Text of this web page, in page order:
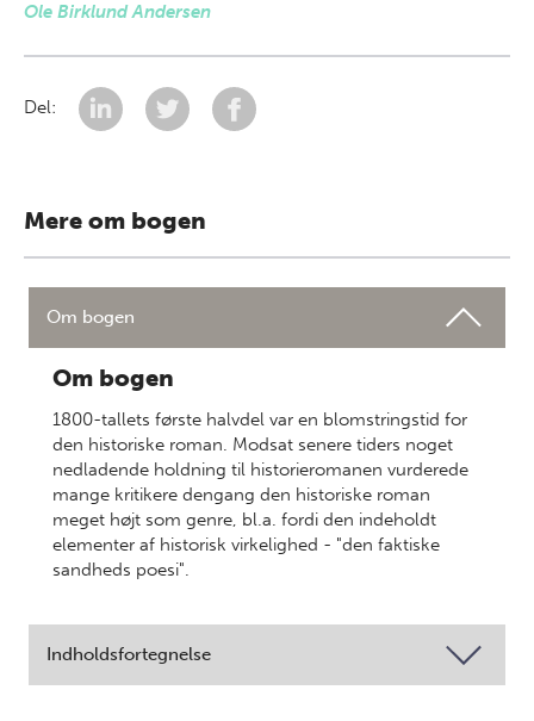
Ole Birklund Andersen
Del:
Mere om bogen
Om bogen
Om bogen
1800-tallets første halvdel var en blomstringstid for
den historiske roman. Modsat senere tiders noget
nedladende holdning til historieromanen vurderede
mange kritikere dengang den historiske roman
meget højt som genre, bl.a. fordi den indeholdt
elementer af historisk virkelighed - "den faktiske
sandheds poesi".
Indholdsfortegnelse